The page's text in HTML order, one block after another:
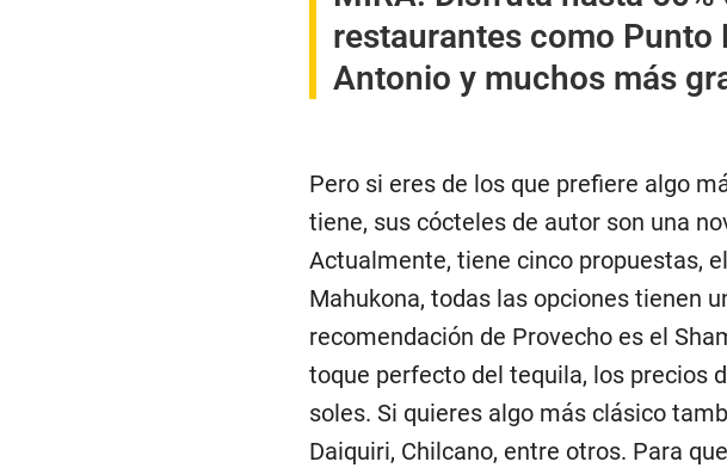
restaurantes como Punto
Antonio y muchos más
Pero si eres de los que prefiere algo
tiene, sus cócteles de autor son una
Actualmente, tiene cinco propuestas,
Mahukona, todas las opciones tienen
recomendación de Provecho es el
toque perfecto del tequila, los precios
soles. Si quieres algo más clásico
Daiquiri, Chilcano, entre otros. Para